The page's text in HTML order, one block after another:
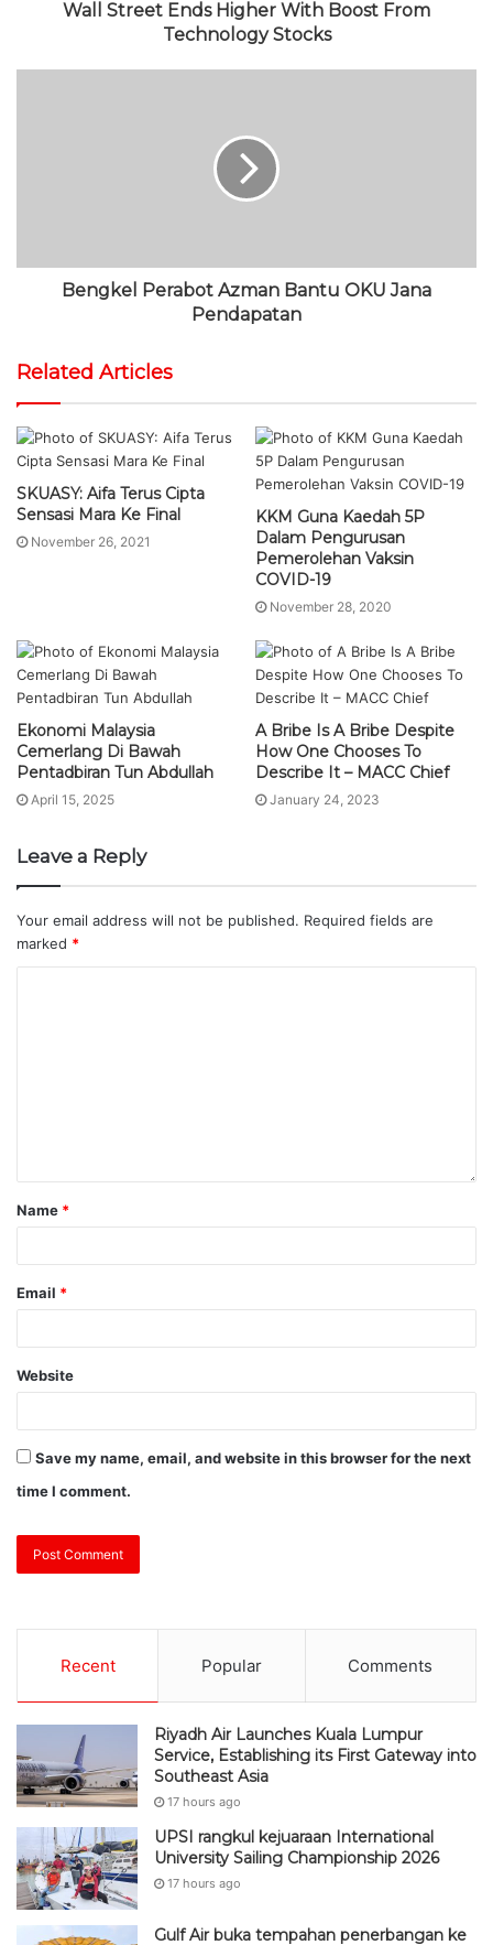
Wall Street Ends Higher With Boost From
Technology Stocks
Bengkel Perabot Azman Bantu OKU Jana
Pendapatan
Related Articles
SKUASY: Aifa Terus Cipta
Sensasi Mara Ke Final
November 26, 2021
KKM Guna Kaedah 5P
Dalam Pengurusan
Pemerolehan Vaksin
COVID-19
November 28, 2020
Ekonomi Malaysia
Cemerlang Di Bawah
Pentadbiran Tun Abdullah
April 15, 2025
A Bribe Is A Bribe Despite
How One Chooses To
Describe It – MACC Chief
January 24, 2023
Leave a Reply
Your email address will not be published. Required fields are
marked *
Name *
Email *
Website
Save my name, email, and website in this browser for the next
time I comment.
Recent Popular Comments
Riyadh Air Launches Kuala Lumpur
Service, Establishing its First Gateway into
Southeast Asia
17 hours ago
UPSI rangkul kejuaraan International
University Sailing Championship 2026
17 hours ago
Gulf Air buka tempahan penerbangan ke